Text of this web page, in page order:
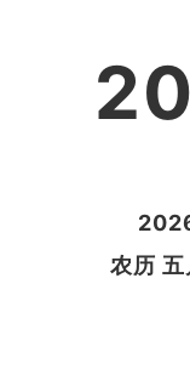
农历